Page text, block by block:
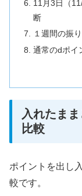
11月3日（
断
１週間の振
通常のdポイ
入れたま
比較
ポイントを出し
較です。